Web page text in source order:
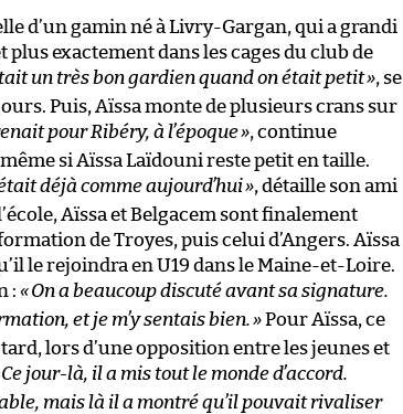
d’un gamin né à Livry-Gargan, qui a grandi
exactement dans les cages du club de
un très bon gardien quand on était petit», se
Puis, Aïssa monte de plusieurs crans sur
pour Ribéry, à l’époque», continue
si Aïssa Laïdouni reste petit en taille.
déjà comme aujourd’hui», détaille son ami
Aïssa et Belgacem sont finalement
de Troyes, puis celui d’Angers. Aïssa
le rejoindra en U19 dans le Maine-et-Loire.
: «On a beaucoup discuté avant sa signature.
et je m’y sentais bien.»Pour Aïssa, ce
lors d’une opposition entre les jeunes et
Ce jour-là, il a mis tout le monde d’accord.
mais là il a montré qu’il pouvait rivaliser